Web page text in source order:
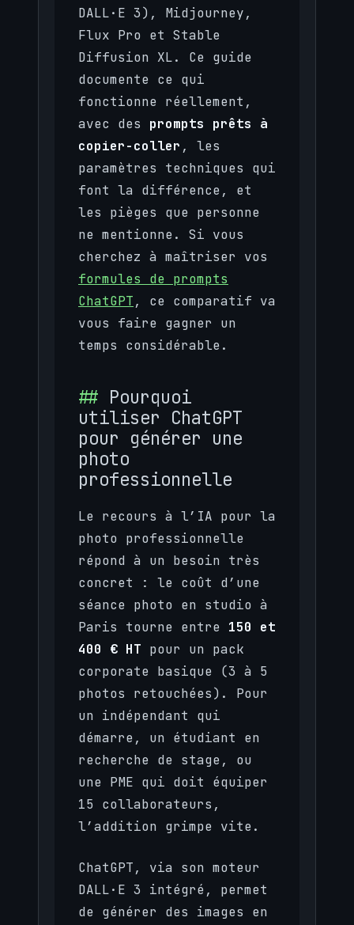
DALL·E 3), Midjourney,
Flux Pro et Stable
Diffusion XL. Ce guide
documente ce qui
fonctionne réellement,
avec des prompts prêts à
copier-coller , les
paramètres techniques qui
font la différence, et
les pièges que personne
ne mentionne. Si vous
cherchez à maîtriser vos
formules de prompts
ChatGPT, ce comparatif va
vous faire gagner un
temps considérable.
Pourquoi
utiliser ChatGPT
pour générer une
photo
professionnelle
Le recours à l’IA pour la
photo professionnelle
répond à un besoin très
concret : le coût d’une
séance photo en studio à
Paris tourne entre 150 et
400 € HT pour un pack
corporate basique (3 à 5
photos retouchées). Pour
un indépendant qui
démarre, un étudiant en
recherche de stage, ou
une PME qui doit équiper
15 collaborateurs,
l’addition grimpe vite.
ChatGPT, via son moteur
DALL·E 3 intégré, permet
de générer des images en